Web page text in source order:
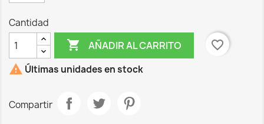
Cantidad
 AÑADIR AL CARRITO
favorite_border
 Últimas unidades en stock
Compartir